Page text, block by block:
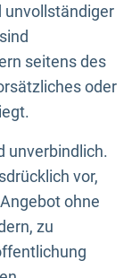
unvollständiger
seitens des
oder
unverbindlich.
vor,
ohne
zu